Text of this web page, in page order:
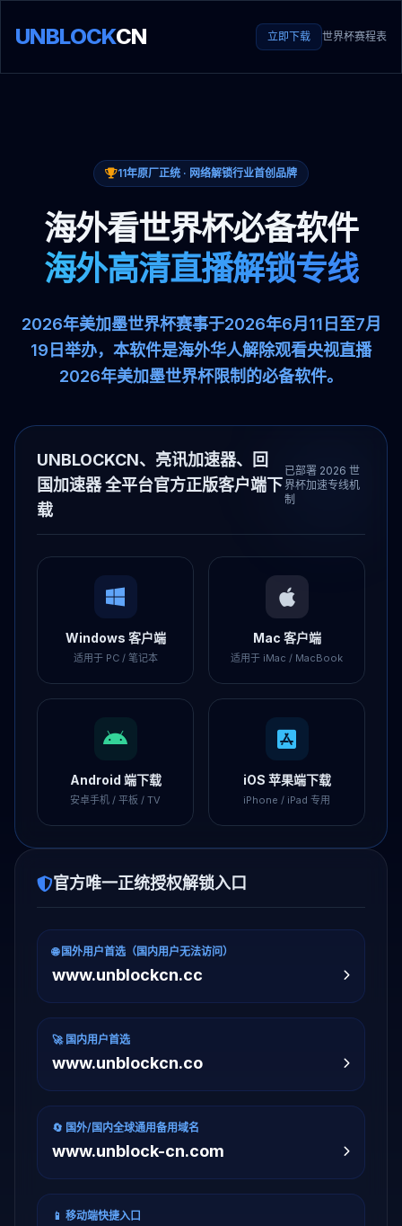
UNBLOCKCN 立即下载 世界杯赛程表
11年原厂正统 · 网络解锁行业首创品牌
海外看世界杯必备软件
海外高清直播解锁专线
2026年美加墨世界杯赛事于2026年6月11日至7月
19日举办，本软件是海外华人解除观看央视直播
2026年美加墨世界杯限制的必备软件。
UNBLOCKCN、亮讯加速器、回
国加速器 全平台官方正版客户端下
载
已部署 2026 世
界杯加速专线机
制
Windows 客户端
适用于 PC / 笔记本
Mac 客户端
适用于 iMac / MacBook
Android 端下载
安卓手机 / 平板 / TV
iOS 苹果端下载
iPhone / iPad 专用
官方唯一正统授权解锁入口
🌐 国外用户首选（国内用户无法访问）
www.unblockcn.cc
🚀 国内用户首选
www.unblockcn.co
🔄 国外/国内全球通用备用域名
www.unblock-cn.com
📱 移动端快捷入口